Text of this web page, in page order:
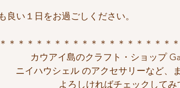
良い１日をお過ごしください。
＊＊＊＊＊＊＊＊＊＊＊＊＊＊＊＊＊＊＊
カウアイ島のクラフト・ショップ
ニイハウシェル のアクセサリーなど、
よろしければチェックしてみ